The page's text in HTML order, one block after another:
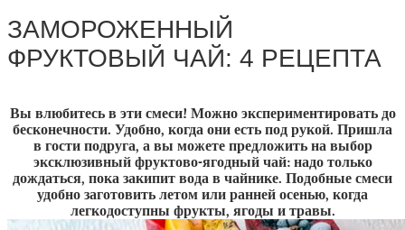
ЗАМОРОЖЕННЫЙ
ФРУКТОВЫЙ ЧАЙ: 4 РЕЦЕПТА
Вы влюбитесь в эти смеси! Можно экспериментировать до
бесконечности. Удобно, когда они есть под рукой. Пришла
в гости подруга, а вы можете предложить на выбор
эксклюзивный фруктово-ягодный чай: надо только
дождаться, пока закипит вода в чайнике. Подобные смеси
удобно заготовить летом или ранней осенью, когда
легкодоступны фрукты, ягоды и травы.